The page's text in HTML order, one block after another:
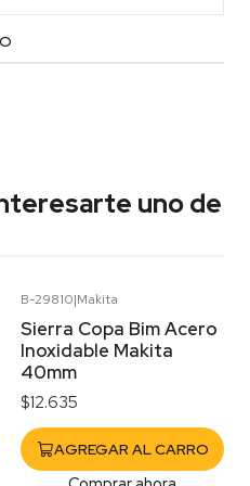
uno de
B-29810|Makita
Sierra Copa Bim Acero
Inoxidable Makita
40mm
$12.635
AGREGAR AL CARRO